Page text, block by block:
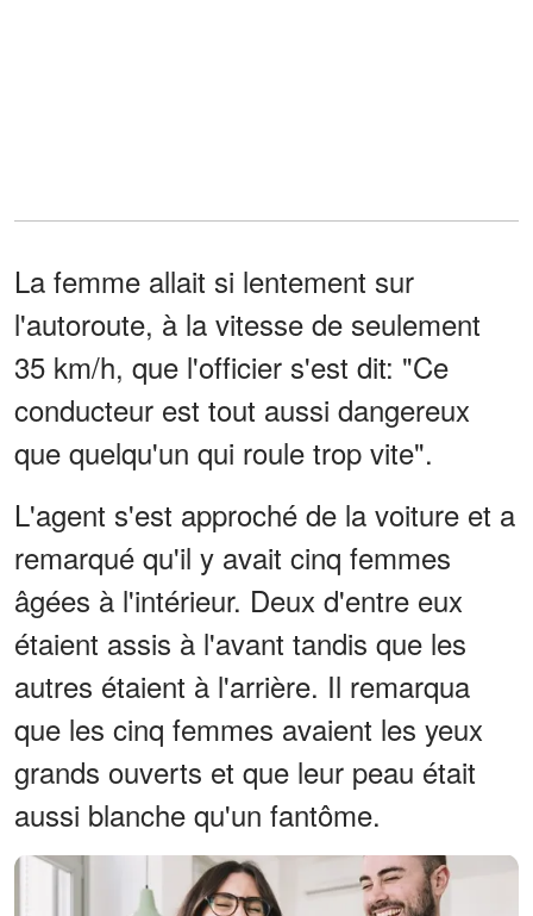
La femme allait si lentement sur
l'autoroute, à la vitesse de seulement
35 km/h, que l'officier s'est dit: "Ce
conducteur est tout aussi dangereux
que quelqu'un qui roule trop vite".
L'agent s'est approché de la voiture et a
remarqué qu'il y avait cinq femmes
âgées à l'intérieur. Deux d'entre eux
étaient assis à l'avant tandis que les
autres étaient à l'arrière. Il remarqua
que les cinq femmes avaient les yeux
grands ouverts et que leur peau était
aussi blanche qu'un fantôme.